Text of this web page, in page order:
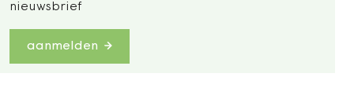
nieuwsbrief
aanmelden